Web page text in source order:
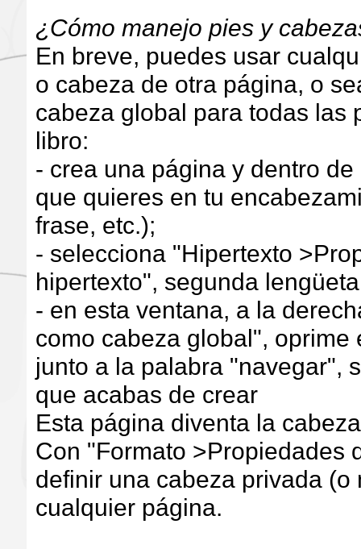
¿Cómo manejo pies y
En breve, puedes usar
o cabeza de otra página, o
cabeza global para todas las
libro:
- crea una página y dentro
que quieres en tu
frase, etc.);
- selecciona "Hipertexto
hipertexto", segunda
- en esta ventana, a la
como cabeza global", oprime
junto a la palabra "navegar",
que acabas de crear
Esta página diventa la
Con "Formato >Propiedades
definir una cabeza privada
cualquier página.